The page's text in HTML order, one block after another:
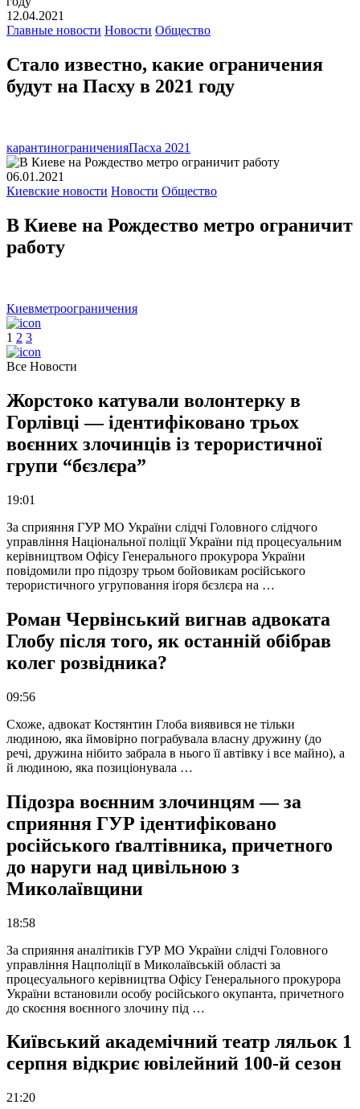
12.04.2021
Главные новости Новости Общество
Стало известно, какие ограничения
будут на Пасху в 2021 году
карантинограниченияПасха 2021
06.01.2021
Киевские новости Новости Общество
В Киеве на Рождество метро ограничит
работу
Киевметроограничения
1 2 3
Все Новости
Жорстоко катували волонтерку в
Горлівці — ідентифіковано трьох
воєнних злочинців із терористичної
групи “бєзлєра”
19:01
За сприяння ГУР МО України слідчі Головного слідчого
управління Національної поліції України під процесуальним
керівництвом Офісу Генерального прокурора України
повідомили про підозру трьом бойовикам російського
терористичного угруповання іґоря бєзлєра на …
Роман Червінський вигнав адвоката
Глобу після того, як останній обібрав
колег розвідника?
09:56
Схоже, адвокат Костянтин Глоба виявився не тільки
людиною, яка ймовірно пограбувала власну дружину (до
речі, дружина нібито забрала в нього її автівку і все майно), а
й людиною, яка позиціонувала …
Підозра воєнним злочинцям — за
сприяння ГУР ідентифіковано
російського ґвалтівника, причетного
до наруги над цивільною з
Миколаївщини
18:58
За сприяння аналітиків ГУР МО України слідчі Головного
управління Нацполіції в Миколаївській області за
процесуального керівництва Офісу Генерального прокурора
України встановили особу російського окупанта, причетного
до скоєння воєнного злочину під …
Київський академічний театр ляльок 1
серпня відкриє ювілейний 100-й сезон
21:20